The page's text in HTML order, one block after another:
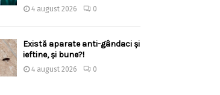
4 august 2026 0
Există aparate anti-gândaci și
ieftine, și bune?!
4 august 2026 0